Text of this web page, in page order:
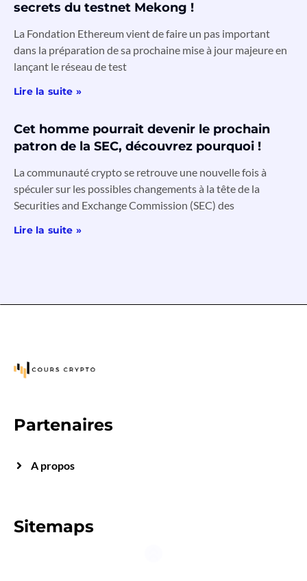
secrets du testnet Mekong !
La Fondation Ethereum vient de faire un pas important
dans la préparation de sa prochaine mise à jour majeure en
lançant le réseau de test
Lire la suite »
Cet homme pourrait devenir le prochain
patron de la SEC, découvrez pourquoi !
La communauté crypto se retrouve une nouvelle fois à
spéculer sur les possibles changements à la tête de la
Securities and Exchange Commission (SEC) des
Lire la suite »
Partenaires
A propos
Sitemaps